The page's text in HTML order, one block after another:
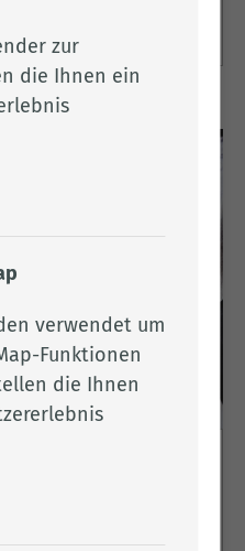
zum
zur
die Ihnen ein
verwendet um
Funktionen
die Ihnen